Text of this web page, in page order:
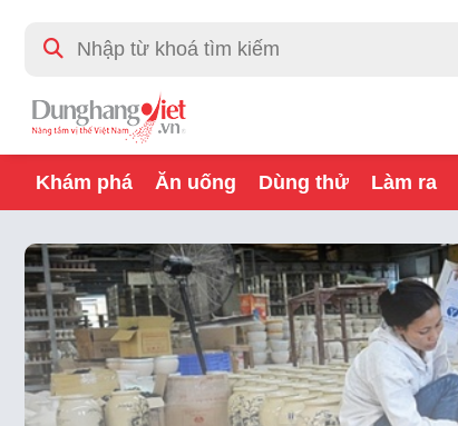
Khám phá Ăn uống Dùng thử Làm ra